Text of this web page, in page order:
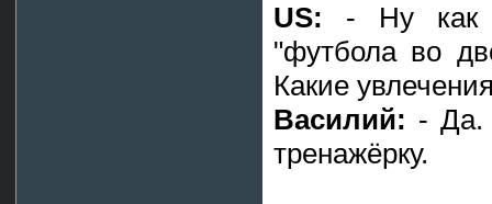
US: - Ну как
"футбола во
Какие
Василий: - Да.
тренажёрку.